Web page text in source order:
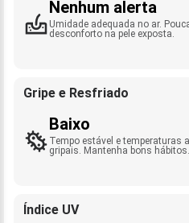
Nenhum alerta
Umidade adequada no ar.
desconforto na pele exposta.
Gripe e Resfriado
Baixo
Tempo estável e temperaturas
gripais. Mantenha bons hábitos.
Índice UV